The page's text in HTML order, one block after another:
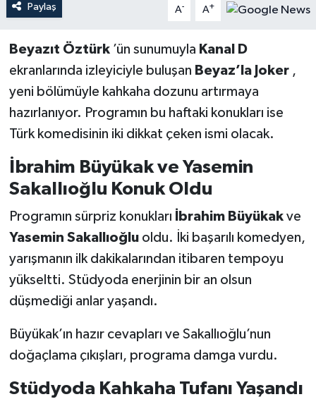
Paylaş A- A+
Beyazıt Öztürk’ün sunumuyla Kanal D
ekranlarında izleyiciyle buluşan Beyaz’la Joker,
yeni bölümüyle kahkaha dozunu artırmaya
hazırlanıyor. Programın bu haftaki konukları ise
Türk komedisinin iki dikkat çeken ismi olacak.
İbrahim Büyükak ve Yasemin
Sakallıoğlu Konuk Oldu
Programın sürpriz konukları İbrahim Büyükakve
Yasemin Sakallıoğluoldu. İki başarılı komedyen,
yarışmanın ilk dakikalarından itibaren tempoyu
yükseltti. Stüdyoda enerjinin bir an olsun
düşmediği anlar yaşandı.
Büyükak’ın hazır cevapları ve Sakallıoğlu’nun
doğaçlama çıkışları, programa damga vurdu.
Stüdyoda Kahkaha Tufanı Yaşandı